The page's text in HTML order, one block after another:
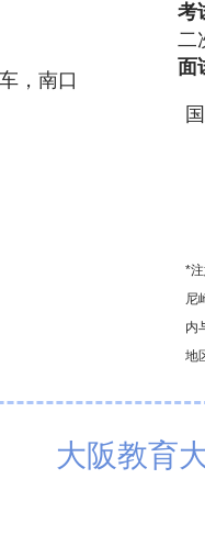
考
二
面
，南口
*
尼
内
地
大阪教育